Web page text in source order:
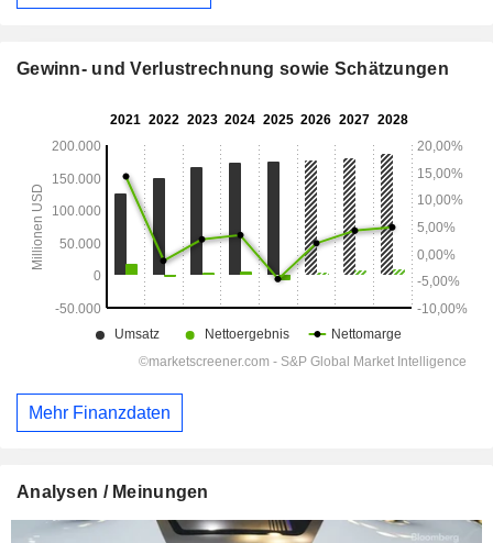
Gewinn- und Verlustrechnung sowie Schätzungen
Mehr Finanzdaten
Analysen / Meinungen